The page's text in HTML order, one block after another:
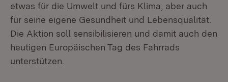
etwas für die Umwelt und fürs Klima, aber auch
für seine eigene Gesundheit und Lebensqualität.
Die Aktion soll sensibilisieren und damit auch den
heutigen Europäischen Tag des Fahrrads
unterstützen.